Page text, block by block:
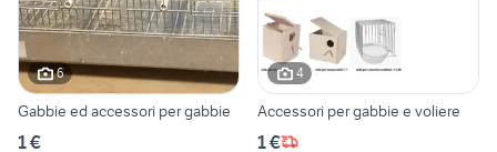
6
Gabbie ed accessori per gabbie
1 €
4
Accessori per gabbie e voliere
1 €